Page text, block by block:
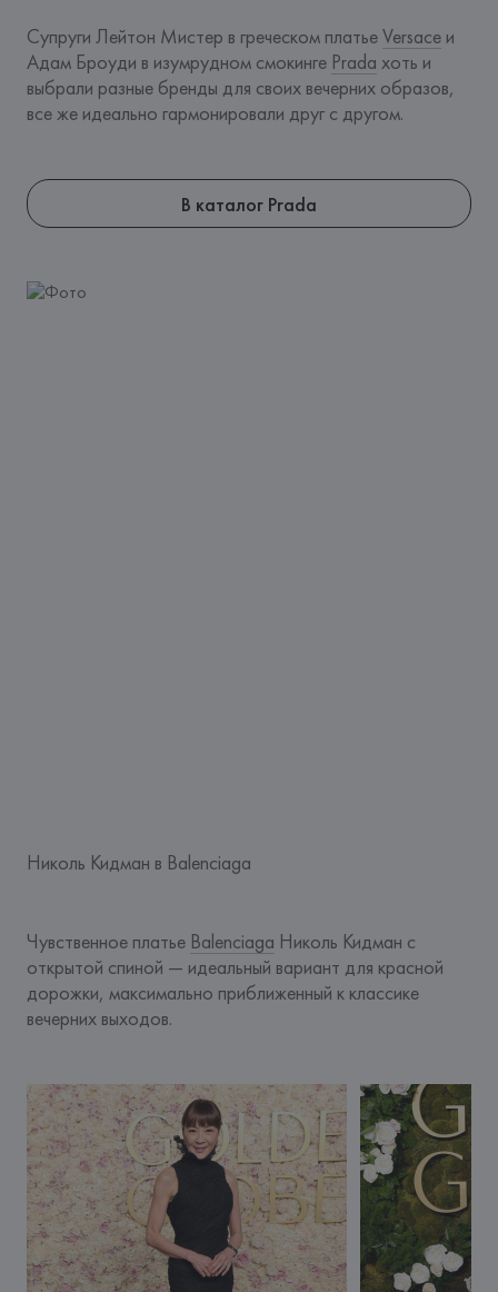
Супруги Лейтон Мистер в греческом платье Versace и
Адам Броуди в изумрудном смокинге Prada хоть и
выбрали разные бренды для своих вечерних образов,
все же идеально гармонировали друг с другом.
В каталог Prada
Николь Кидман в Balenciaga
Чувственное платье Balenciaga Николь Кидман с
открытой спиной — идеальный вариант для красной
дорожки, максимально приближенный к классике
вечерних выходов.